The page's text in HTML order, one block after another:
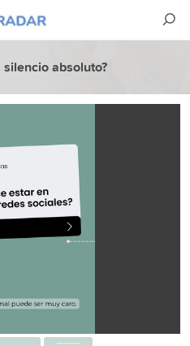
absoluto?